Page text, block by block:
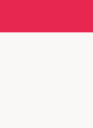
direct